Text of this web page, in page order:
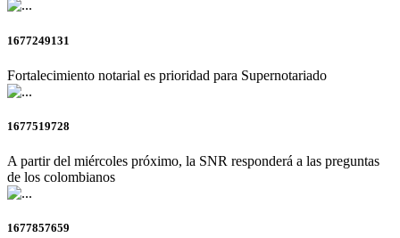
1677249131
Fortalecimiento notarial es prioridad para Supernotariado
1677519728
A partir del miércoles próximo, la SNR responderá a las preguntas
de los colombianos
1677857659